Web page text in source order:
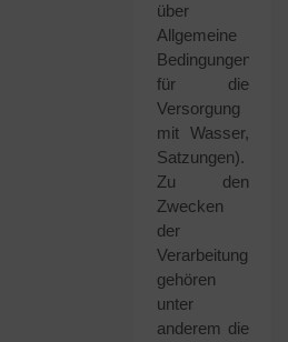
über
Allgemeine
Bedingungen
für die
Versorgung
mit Wasser,
Satzungen).
Zu den
Zwecken
der
Verarbeitung
gehören
unter
anderem die